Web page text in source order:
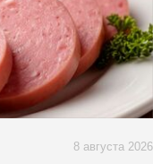
8 августа 2026